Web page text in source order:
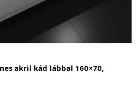
akril kád lábbal 160×70,